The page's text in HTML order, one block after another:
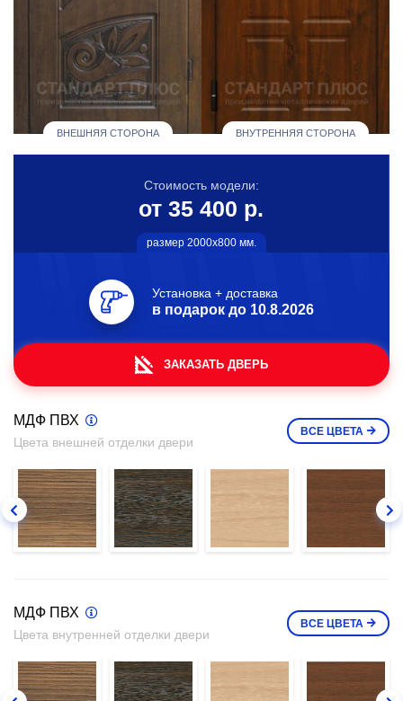
ВНЕШНЯЯ СТОРОНА ВНУТРЕННЯЯ СТОРОНА
Стоимость модели:
от 35 400 р.
размер 2000х800 мм.
Установка + доставка
в подарок до 10.8.2026
ЗАКАЗАТЬ ДВЕРЬ
МДФ ПВХ
Цвета внешней отделки двери
ВСЕ ЦВЕТА
МДФ ПВХ
Цвета внутренней отделки двери
ВСЕ ЦВЕТА